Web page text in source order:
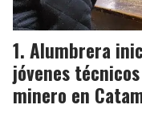
Alumbrera
jóvenes
minero en